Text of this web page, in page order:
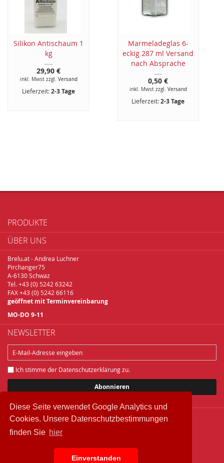
Diese Seite verwendet Google Analytics und
Cookies. Unsere Datenschutzbestimmungen
finden Sie hier
Einverstanden
Silikon Antischaum 1
kg
29,90 €
inkl. Mwst zzgl. Versand
Lieferzeit:2-3 Tage
Marmeladeglas 6-
eckig 287 ml Versand
nach Absprache
0,50 €
inkl. Mwst zzgl. Versand
Lieferzeit:2-3 Tage
PRODUKTE
ÜBER UNS
Brelu.at - Andrea Luchner
Pirchanger75
A-6130 Schwaz
Tel. +43 (0) 5242 63242
FAX +43 (0) 5242 66116
geöffnet mit Terminvereinbarung
MO-DO 9-11
NEWSLETTER
Ich stimme der Datenschutzerklärungzu.
Abonnieren
Copyright © 2018 Brelu.at Brennereifachbedarf
Datenschutz
IMPRESSUM